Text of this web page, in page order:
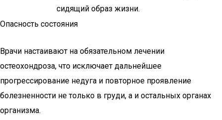
сидящий образ жизни.
Опасность состояния
Врачи настаивают на обязательном лечении
остеохондроза, что исключает дальнейшее
прогрессирование недуга и повторное проявление
болезненности не только в груди, а и остальных органах
организма.